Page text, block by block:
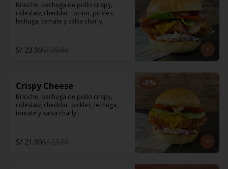
Brioche, pechuga de pollo crispy,
coleslaw, cheddar, tocino, pickles,
lechuga, tomate y salsa charly.
S/ 23.90S/ 25.00
-5%
Crispy Cheese
Brioche, pechuga de pollo crispy,
coleslaw, cheddar, pickles, lechuga,
tomate y salsa charly.
S/ 21.90S/ 23.00